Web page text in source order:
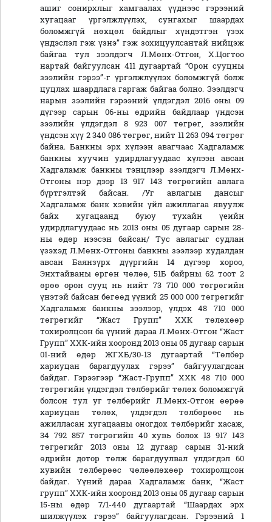
ашиг сонирхлыг хамгаалах үүднээс гэрээний
хугацааг үргэлжлүүлэх, сунгахыг шаардах
боломжгүй нөхцөл байдлыг хүндэтгэн үзэх
үндэслэл гэж үзнэ” гэж зохицуулсантай нийцэж
байгаа тул зээлдэгч Л.Мөнх-Отгон, Х.Цогтоо
нартай байгуулсан 411 дугаартай “Орон сууцны
зээлийн гэрээ”-г үргэлжлүүлэх боломжгүй болж
цуцлах шаардлага гаргаж байгаа болно. Зээлдэгч
нарын зээлийн гэрээний үлдэгдэл 2016 оны 09
дүгээр сарын 06-ны өдрийн байдлаар үндсэн
зээлийн үлдэгдэл 8 923 007 төгрөг, зээлийн
үндсэн хүү 2 340 086 төгрөг, нийт 11 263 094 төгрөг
байна. Банкны эрх хүлээн авагчаас Хадгаламж
банкны хуучин удирдлагуудаас хүлээн авсан
Хадгаламж банкны тэнцлээр зээлдэгч Л.Мөнх-
Отгоны нэр дээр 13 917 143 төгрөгийн авлага
бүртгэлтэй байсан. /Уг авлагын дансыг
Хадгаламж банк хэвийн үйл ажиллагаа явуулж
байх хугацаанд буюу тухайн үеийн
удирдлагуудаас нь 2013 оны 05 дугаар сарын 28-
ны өдөр нээсэн байсан/ Тус авлагыг судлан
үзэхэд Л.Мөнх-Отгоны банкны зээлээр худалдан
авсан Баянзүрх дүүргийн 14 дүгээр хороо,
Энхтайваны өргөн чөлөө, 51Б байрны 62 тоот 2
өрөө орон сууц нь нийт 73 710 000 төгрөгийн
үнэтэй байсан бөгөөд үүний 25 000 000 төгрөгийг
Хадгаламж банкны зээлээр, үлдэх 48 710 000
төгрөгийг “Жаст Групп” ХХК төлөхөөр
тохиролцсон ба үүний дараа Л.Мөнх-Отгон “Жаст
Групп” ХХК-ийн хооронд 2013 оны 05 дугаар сарын
01-ний өдөр ЖГХБ/30-13 дугаартай “Төлбөр
хариуцан барагдуулах гэрээ” байгуулагдсан
байдаг. Гэрээгээр “Жаст-Групп” ХХК 48 710 000
төгрөгийн үлдэгдэл төлбөрийг төлөх боломжгүй
болсон тул уг төлбөрийг Л.Мөнх-Отгон өөрөө
хариуцан төлөх, үлдэгдэл төлбөрөөс нь
ажилласан хугацааны оногдох төлбөрийг хасаж,
34 792 857 төгрөгийн 40 хувь болох 13 917 143
төгрөгийг 2013 оны 12 дугаар сарын 31-ний
өдрийн дотор төлж барагдуулвал үлдэгдэл 60
хувийн төлбөрөөс чөлөөлөхөөр тохиролцсон
байдаг. Үүний дараа Хадгаламж банк, “Жаст
групп” ХХК-ийн хооронд 2013 оны 05 дугаар сарын
15-ны өдөр 7/1-440 дугаартай “Шаардах эрх
шилжүүлэх гэрээ” байгуулагдсан. Гэрээний 1